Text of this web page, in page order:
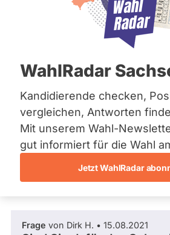
Bremen
Hamburg
Mecklenburg-Vorpommern
Nordrhein-Westfalen
Saarland
Sachsen
Sachsen-Anhalt
Sachsen-Anhalt
Schleswig-Holstein
Thüringen
Archiv
Spenden
WahlRadar
Kandidierende checken,
vergleichen, Antworten
Mit unserem Wahl-
gut informiert für die Wahl
Jetzt WahlRadar
CDU
Dieser Politiker hat kein aktuelles
zukünftiges Mandat und keine
Direktandidatur auf Landes-,
Wahlliste werden bei uns nicht
Die Fragefunktion ist für diese
derzeit nicht aktiv.
Politiker:innen
aktiven
oder
Fragen und
Frage von Dirk H. • 15.08.2021